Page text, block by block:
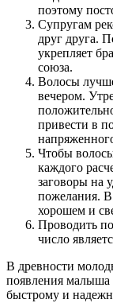
поэтому
Супругам
друг друга.
укрепляет
союза.
Волосы
вечером.
привести в
Чтобы
каждого
заговоры на
пожелания. В
хорошем и
Проводить
число
В древности
появления малыша
быстрому и